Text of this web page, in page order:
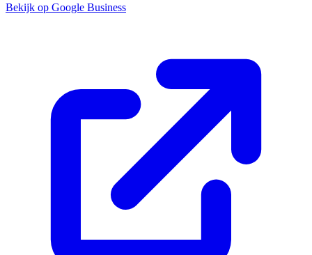
Bekijk op Google Business